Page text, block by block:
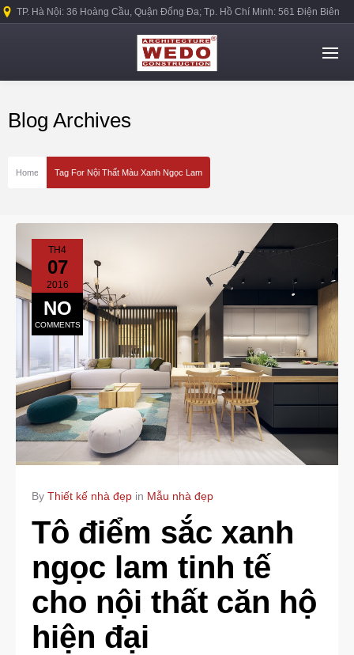
TP. Hà Nội: 36 Hoàng Cầu, Quận Đống Đa; Tp. Hồ Chí Minh: 561 Điện Biên
Blog Archives
Home Tag For Nội Thất Màu Xanh Ngọc Lam
TH4
07
2016
NO
COMMENTS
By Thiết kế nhà đẹp in Mẫu nhà đẹp
Tô điểm sắc xanh
ngọc lam tinh tế
cho nội thất căn hộ
hiện đại